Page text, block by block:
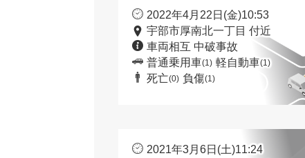
2022年4月22日(金)10:53
宇部市厚南北一丁目 付近
車両相互 中破事故
普通乗用車(1) 軽自動車(1)
死亡(0) 負傷(1)
2021年3月6日(土)11:24